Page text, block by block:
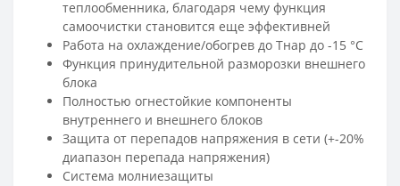
теплообменника, благодаря чему функция
самоочистки становится еще эффективней
Работа на охлаждение/обогрев до Тнар до -15 °С
Функция принудительной разморозки внешнего
блока
Полностью огнестойкие компоненты
внутреннего и внешнего блоков
Защита от перепадов напряжения в сети (+-20%
диапазон перепада напряжения)
Система молниезащиты